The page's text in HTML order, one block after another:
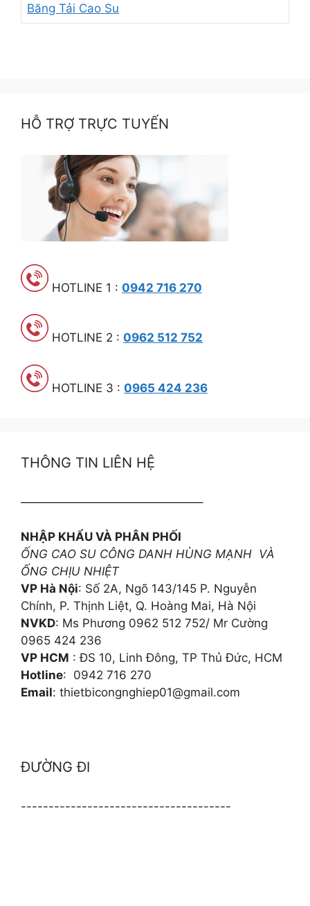
Băng Tải Cao Su
HỖ TRỢ TRỰC TUYẾN
HOTLINE 1 : 0942 716 270
HOTLINE 2 : 0962 512 752
HOTLINE 3 : 0965 424 236
THÔNG TIN LIÊN HỆ
———————————————–
NHẬP KHẨU VÀ PHÂN PHỐI
ỐNG CAO SU CÔNG DANH HÙNG MẠNH VÀ
ỐNG CHỊU NHIỆT
VP Hà Nội: Số 2A, Ngõ 143/145 P. Nguyễn
Chính, P. Thịnh Liệt, Q. Hoàng Mai, Hà Nội
NVKD: Ms Phương 0962 512 752/ Mr Cường
0965 424 236
VP HCM : ĐS 10, Linh Đông, TP Thủ Đức, HCM
Hotline: 0942 716 270
Email: thietbicongnghiep01@gmail.com
ĐƯỜNG ĐI
--------------------------------------